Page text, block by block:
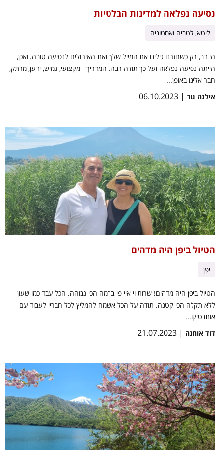
נסיעה נפלאה למדינות הבלטיות
ליטא, לטביה ואסטוניה
הי דב, רק כשחזרנו גילינו את המייל שלך ואת האיחולים לנסיעה טובה. ואכן,
הייתה נסיעה נפלאה ועל כך תודה רבה. המדריך - מקצועי, גמיש, ידען, מרתק,
חבר אלינו באופן...
אילנה גור | 06.10.2023
הטיול ביפן היה מדהים
יפן
הטיול ביפן היה מדהים! שרות וי איי פי ברמה הכי גבוהה. הכל עבד כמו שעון
ללא תקלה הכי קטנה. תודה על הכל אשמח להמליץ לכל חבריי לעבוד עם
אותנטיקו...
דוד אוחנה | 21.07.2023